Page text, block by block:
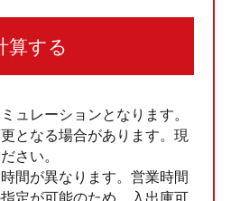
算する
ュレーションとなります。
となる場合があります。現
さい。
間が異なります。営業時間